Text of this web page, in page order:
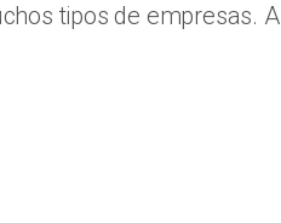
tipos de empresas. A